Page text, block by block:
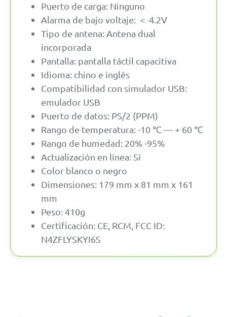
Puerto de carga: Ninguno
Alarma de bajo voltaje: ＜ 4.2V
Tipo de antena: Antena dual
incorporada
Pantalla: pantalla táctil capacitiva
Idioma: chino e inglés
Compatibilidad con simulador USB:
emulador USB
Puerto de datos: PS/2 (PPM)
Rango de temperatura: -10 ℃ — + 60 ℃
Rango de humedad: 20% -95%
Actualización en línea: Sí
Color blanco o negro
Dimensiones: 179 mm x 81 mm x 161
mm
Peso: 410g
Certificación: CE, RCM, FCC ID:
N4ZFLYSKYI6S